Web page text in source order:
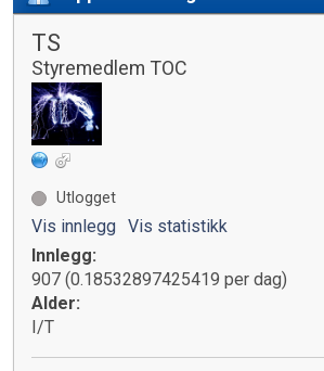
TS
Styremedlem TOC
Utlogget
Vis innlegg Vis statistikk
Innlegg:
907 (0.18532897425419 per dag)
Alder:
I/T